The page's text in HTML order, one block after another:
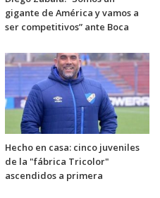
gigante de América y vamos a
ser competitivos” ante Boca
Hecho en casa: cinco juveniles
de la "fábrica Tricolor"
ascendidos a primera